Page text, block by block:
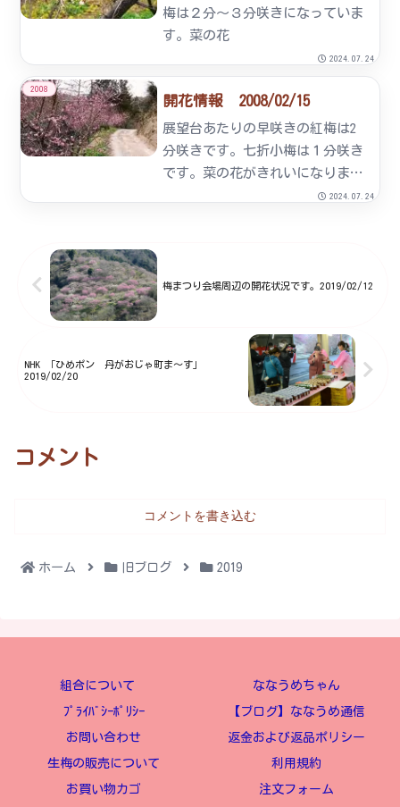
引券の配布をしていただきま
し...
梅は２分～３分咲きになっていま
す。菜の花
2024.07.24
2008
開花情報 2008/02/15
展望台あたりの早咲きの紅梅は2
分咲きです。七折小梅は１分咲き
です。菜の花がきれいになりまし
た。このところ寒さで梅の開花も
くらい遅れていろようです。）
2024.07.24
梅まつり会場周辺の開花状況です。2019/02/12
NHK 「ひめポン 丹がおじゃ町ま～す」
2019/02/20
コメント
コメントを書き込む
ホーム 旧ブログ 2019
組合について ななうめちゃん
ﾌﾟﾗｲﾊﾞｼｰﾎﾟﾘｼｰ 【ブログ】ななうめ通信
お問い合わせ 返金および返品ポリシー
生梅の販売について 利用規約
お買い物カゴ 注文フォーム